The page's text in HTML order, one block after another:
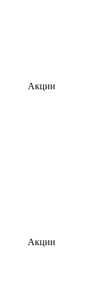
Акции
Акции